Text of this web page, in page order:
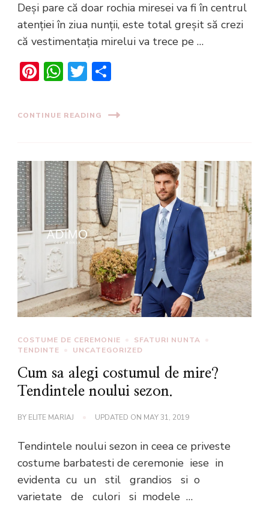
Deși pare că doar rochia miresei va fi în centrul
atenției în ziua nunții, este total greșit să crezi
că vestimentația mirelui va trece pe …
Pinterest
WhatsApp
Twitter
CONTINUE READING
COSTUME DE CEREMONIE
SFATURI NUNTA
TENDINTE
UNCATEGORIZED
Cum sa alegi costumul de mire?
Tendintele noului sezon.
BY ELITE MARIAJ UPDATED ON MAY 31, 2019
Tendintele noului sezon in ceea ce priveste
costume barbatesti de ceremonie iese in
evidenta cu un stil grandios si o
varietate de culori si modele …